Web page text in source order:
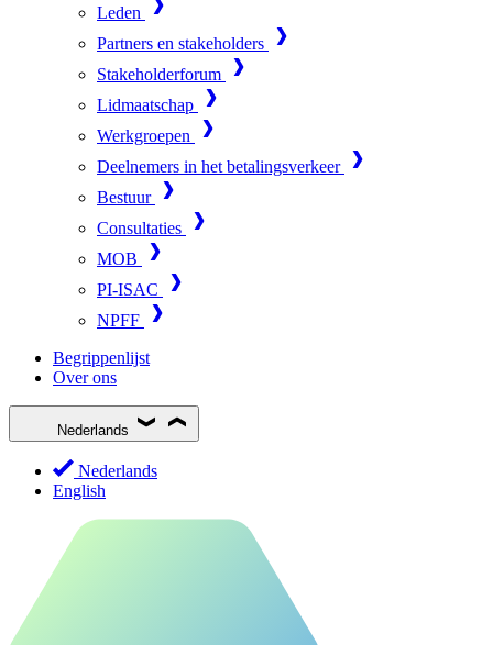
Leden
Partners en stakeholders
Stakeholderforum
Lidmaatschap
Werkgroepen
Deelnemers in het betalingsverkeer
Bestuur
Consultaties
MOB
PI-ISAC
NPFF
Begrippenlijst
Over ons
Nederlands
Nederlands
English